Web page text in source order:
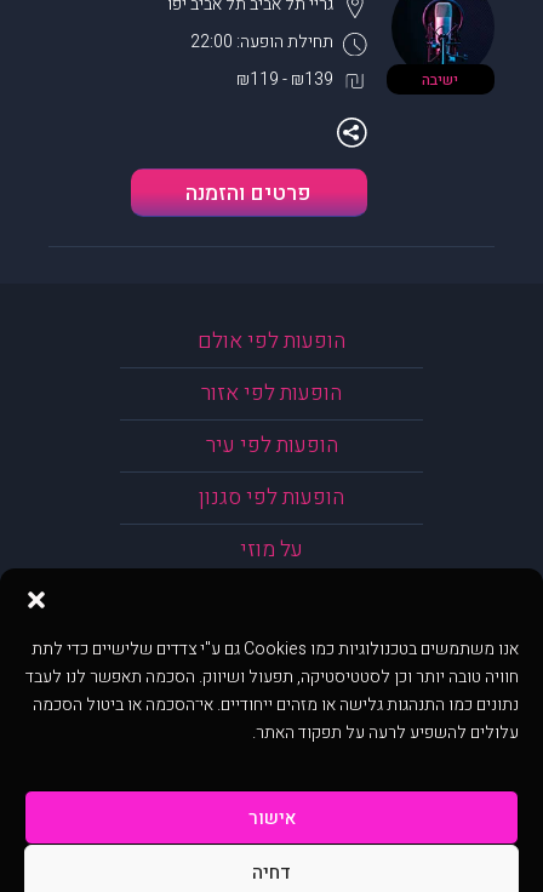
אנו משתמשים בטכנולוגיות כמו Cookies גם ע"י צדדים שלישיים כדי לתת
חוויה טובה יותר וכן לסטטיסטיקה, תפעול ושיווק. הסכמה תאפשר לנו לעבד
נתונים כמו התנהגות גלישה או מזהים ייחודיים. אי־הסכמה או ביטול הסכמה
עלולים להשפיע לרעה על תפקוד האתר.
אישור
דחיה
ישיבה
תחילת הופעה: 22:00
₪139 - ₪119
פרטים והזמנה
הופעות לפי אולם
הופעות לפי אזור
הופעות לפי עיר
הופעות לפי סגנון
על מוזי